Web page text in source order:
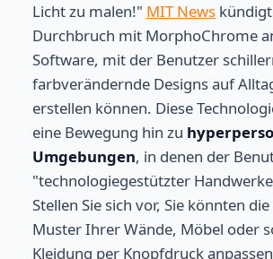
Licht zu malen!" MIT News
Durchbruch mit MorphoChrome
Software, mit der Benutzer
farbverändernde Designs auf
erstellen können. Diese
eine Bewegung hin zu
Umgebungen, in denen der
"technologiegestützter
Stellen Sie sich vor, Sie könnten
Muster Ihrer Wände, Möbel oder
Kleidung per Knopfdruck